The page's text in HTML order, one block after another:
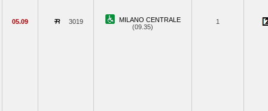
05.09 3019
MILANO CENTRALE
(09.35)
1